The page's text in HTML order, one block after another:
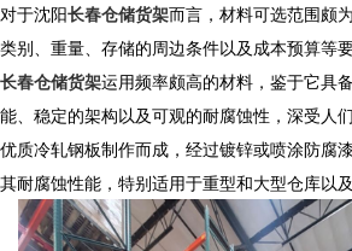
对于沈阳长春仓储货架而言，材料可选范围颇
类别、重量、存储的周边条件以及成本预算等
长春仓储货架运用频率颇高的材料，鉴于它具
能、稳定的架构以及可观的耐腐蚀性，深受人
优质冷轧钢板制作而成，经过镀锌或喷涂防腐
其耐腐蚀性能，特别适用于重型和大型仓库以